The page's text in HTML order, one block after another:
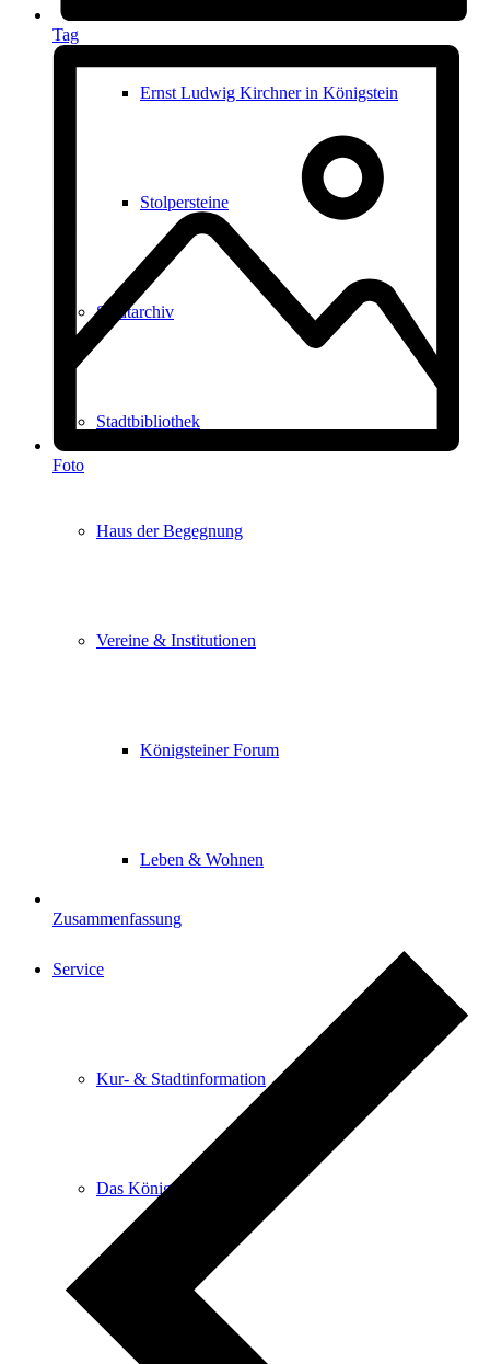
Ernst Ludwig Kirchner in Königstein
Stolpersteine
Stadtarchiv
Stadtbibliothek
Haus der Begegnung
Vereine & Institutionen
Königsteiner Forum
Leben & Wohnen
Service
Kur- & Stadtinformation
Das Königsteiner Lädchen
Tag
Foto
Zusammenfassung